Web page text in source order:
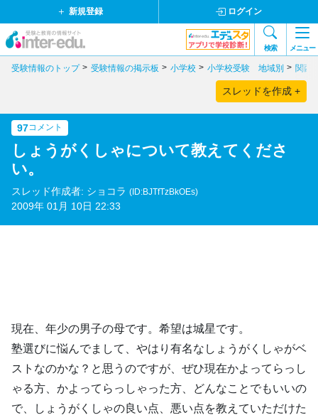
新規登録 ログイン
検索 メニュー
受験情報のトップ 受験情報の掲示板 小学校 小学校受験 地域別 関西
スレッドを作成 +
97コメント
しょうがくしゃについて教えてくださ
い。
スレッド作成者: ショコラ (ID:BJTfTzBkOEs)
2009年 01月 10日 22:33
現在、年少の男子の母です。希望は城星です。
塾選びに悩んでまして、やはり有名なしょうがくしゃがベ
ストなのかな？と思うのですが、ぜひ現在かよってらっし
ゃる方、かよってらっしゃった方、どんなことでもいいの
で、しょうがくしゃの良い点、悪い点を教えていただけた